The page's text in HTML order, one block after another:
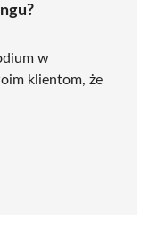
w
klientom, że